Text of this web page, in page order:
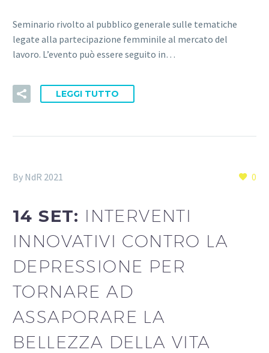
Seminario rivolto al pubblico generale sulle tematiche
legate alla partecipazione femminile al mercato del
lavoro. L’evento può essere seguito in…
LEGGI TUTTO
0
By NdR 2021
14 SET: INTERVENTI
INNOVATIVI CONTRO LA
DEPRESSIONE PER
TORNARE AD
ASSAPORARE LA
BELLEZZA DELLA VITA